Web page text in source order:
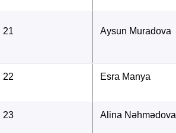
21 Aysun Muradova
22 Esra Manya
23 Alina Nəhmədova